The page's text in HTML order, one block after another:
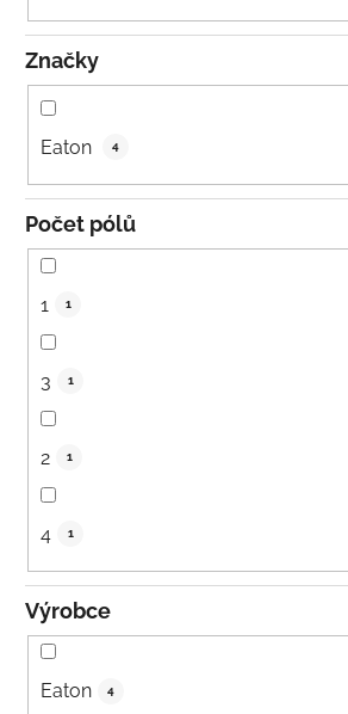
ů
Značky
Eaton 4
Počet pólů
1 1
3 1
2 1
4 1
Výrobce
Eaton 4